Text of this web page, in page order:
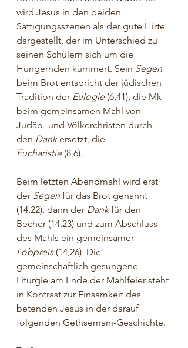
wird Jesus in den beiden
Sättigungsszenen als der gute Hirte
dargestellt, der im Unterschied zu
seinen Schülern sich um die
Hungernden kümmert. Sein Segen
beim Brot entspricht der jüdischen
Tradition der Eulogie (6,41), die Mk
beim gemeinsamen Mahl von
Judäo- und Völkerchristen durch
den Dank ersetzt, die
Eucharistie (8,6).
Beim letzten Abendmahl wird erst
der Segen für das Brot genannt
(14,22), dann der Dank für den
Becher (14,23) und zum Abschluss
des Mahls ein gemeinsamer
Lobpreis (14,26). Die
gemeinschaftlich gesungene
Liturgie am Ende der Mahlfeier steht
in Kontrast zur Einsamkeit des
betenden Jesus in der darauf
folgenden Gethsemani-Geschichte.